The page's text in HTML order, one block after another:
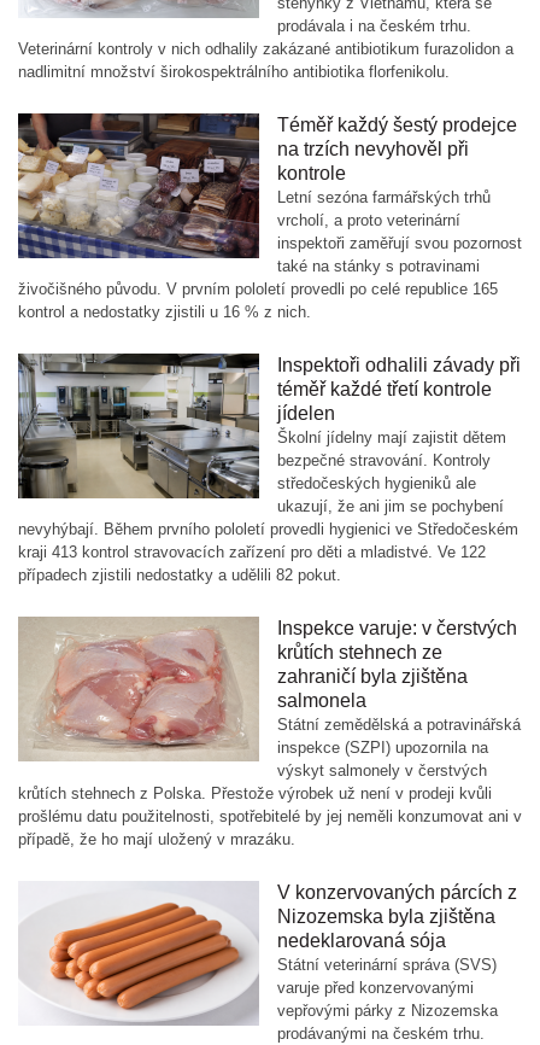
prodávala i na českém trhu.
Veterinární kontroly v nich odhalily zakázané antibiotikum furazolidon a
nadlimitní množství širokospektrálního antibiotika florfenikolu.
Téměř každý šestý prodejce
na trzích nevyhověl při
kontrole
Letní sezóna farmářských trhů
vrcholí, a proto veterinární
inspektoři zaměřují svou pozornost
také na stánky s potravinami
živočišného původu. V prvním pololetí provedli po celé republice 165
kontrol a nedostatky zjistili u 16 % z nich.
Inspektoři odhalili závady při
téměř každé třetí kontrole
jídelen
Školní jídelny mají zajistit dětem
bezpečné stravování. Kontroly
středočeských hygieniků ale
ukazují, že ani jim se pochybení
nevyhýbají. Během prvního pololetí provedli hygienici ve Středočeském
kraji 413 kontrol stravovacích zařízení pro děti a mladistvé. Ve 122
případech zjistili nedostatky a udělili 82 pokut.
Inspekce varuje: v čerstvých
krůtích stehnech ze
zahraničí byla zjištěna
salmonela
Státní zemědělská a potravinářská
inspekce (SZPI) upozornila na
výskyt salmonely v čerstvých
krůtích stehnech z Polska. Přestože výrobek už není v prodeji kvůli
prošlému datu použitelnosti, spotřebitelé by jej neměli konzumovat ani v
případě, že ho mají uložený v mrazáku.
V konzervovaných párcích z
Nizozemska byla zjištěna
nedeklarovaná sója
Státní veterinární správa (SVS)
varuje před konzervovanými
vepřovými párky z Nizozemska
prodávanými na českém trhu.